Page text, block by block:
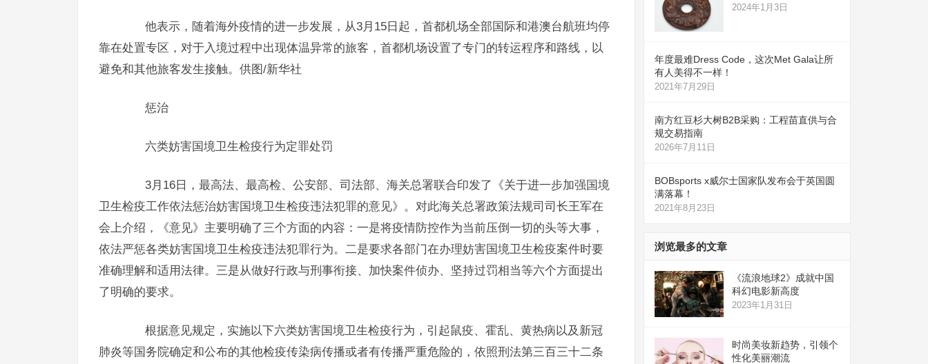
他表示，随着海外疫情的进一步发展，从3月15日起，首都机场全部国际和港澳台航班均停
靠在处置专区，对于入境过程中出现体温异常的旅客，首都机场设置了专门的转运程序和路线，以
避免和其他旅客发生接触。供图/新华社
惩治
六类妨害国境卫生检疫行为定罪处罚
3月16日，最高法、最高检、公安部、司法部、海关总署联合印发了《关于进一步加强国境
卫生检疫工作依法惩治妨害国境卫生检疫违法犯罪的意见》。对此海关总署政策法规司司长王军在
会上介绍，《意见》主要明确了三个方面的内容：一是将疫情防控作为当前压倒一切的头等大事，
依法严惩各类妨害国境卫生检疫违法犯罪行为。二是要求各部门在办理妨害国境卫生检疫案件时要
准确理解和适用法律。三是从做好行政与刑事衔接、加快案件侦办、坚持过罚相当等六个方面提出
了明确的要求。
根据意见规定，实施以下六类妨害国境卫生检疫行为，引起鼠疫、霍乱、黄热病以及新冠
肺炎等国务院确定和公布的其他检疫传染病传播或者有传播严重危险的，依照刑法第三百三十二条
2024年1月3日
年度最难Dress Code，这次Met Gala让所
有人美得不一样！
2021年7月29日
南方红豆杉大树B2B采购：工程苗直供与合
规交易指南
2026年7月11日
BOBsports x威尔士国家队发布会于英国圆
满落幕！
2021年8月23日
浏览最多的文章
《流浪地球2》成就中国
科幻电影新高度
2023年1月31日
时尚美妆新趋势，引领个
性化美丽潮流